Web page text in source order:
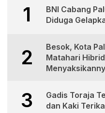
1
BNI Cabang
Diduga
2
Besok, Kota
Matahari
3
Gadis Toraja
dan Kaki